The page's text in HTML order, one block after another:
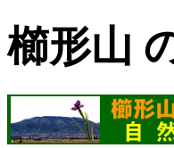
櫛形山